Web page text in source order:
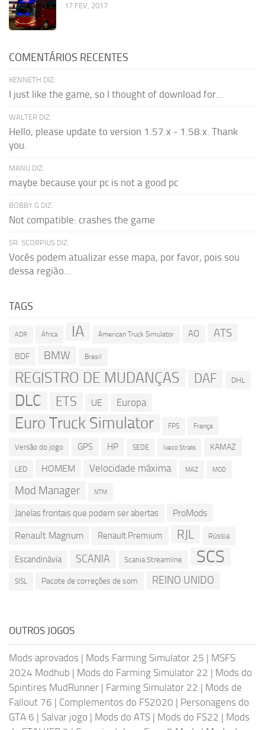
17 FEV, 2017
COMENTÁRIOS RECENTES
KENNETH DIZ:
I just like the game, so I thought of download for...
WALTER DIZ:
Hello, please update to version 1.57.x - 1.58.x. Thank
you.
MANU DIZ:
maybe because your pc is not a good pc
BOBBY G DIZ:
Not compatible: crashes the game
SR. SCORPIUS DIZ:
Vocês podem atualizar esse mapa, por favor, pois sou
dessa região...
TAGS
ADR África IA American Truck Simulator AO ATS
BDF BMW Brasil
REGISTRO DE MUDANÇAS DAF DHL
DLC ETS UE Europa
Euro Truck Simulator FPS França
Versão do jogo GPS HP SEDE Iveco Stralis KAMAZ
LED HOMEM Velocidade máxima MAZ MOD
Mod Manager NTM
Janelas frontais que podem ser abertas
ProMods
Renault Magnum
Renault Premium RJL Rússia
Escandinávia SCANIA Scania Streamline SCS
SISL Pacote de correções de som REINO UNIDO
OUTROS JOGOS
Mods aprovados | Mods Farming Simulator 25 | MSFS
2024 Modhub | Mods do Farming Simulator 22 | Mods do
Spintires MudRunner | Farming Simulator 22 | Mods de
Fallout 76 | Complementos do FS2020 | Personagens do
GTA 6 | Salvar jogo | Mods do ATS | Mods do FS22 | Mods